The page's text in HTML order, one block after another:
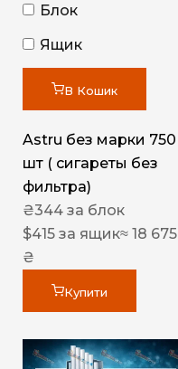
Блок
Ящик
В Кошик
Astru без марки 750
шт ( сигареты без
фильтра)
₴344 за блок
$415 за ящик≈ 18 675
₴
Купити